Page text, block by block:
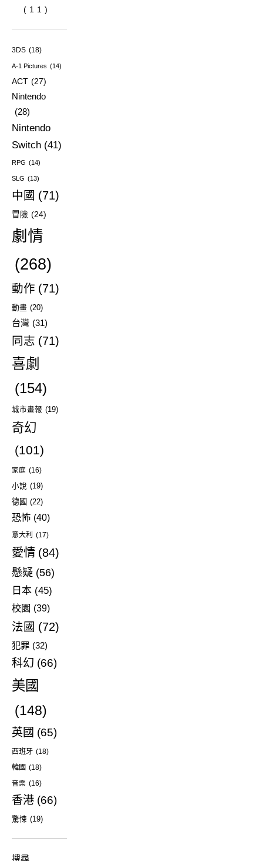
(11)
3DS (18)
A-1 Pictures (14)
ACT (27)
Nintendo
(28)
Nintendo
Switch (41)
RPG (14)
SLG (13)
中國 (71)
冒險 (24)
劇情
(268)
動作 (71)
動畫 (20)
台灣 (31)
同志 (71)
喜劇
(154)
城市畫報 (19)
奇幻
(101)
家庭 (16)
小說 (19)
德國 (22)
恐怖 (40)
意大利 (17)
愛情 (84)
懸疑 (56)
日本 (45)
校園 (39)
法國 (72)
犯罪 (32)
科幻 (66)
美國
(148)
英國 (65)
西班牙 (18)
韓國 (18)
音樂 (16)
香港 (66)
驚悚 (19)
搜尋